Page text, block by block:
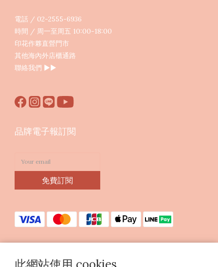
電話 / 02-2555-6936
時間 / 周一至周五 10:00-18:00
印花作夥直營門市
其他海內外店櫃通路
聯絡我們 ▶︎▶︎
品牌電子報訂閱
免費訂閱